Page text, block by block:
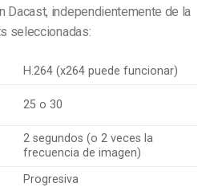
Dacast, independientemente de la
seleccionadas:
H.264 (x264 puede funcionar)
25 o 30
2 segundos (o 2 veces la
frecuencia de imagen)
Progresiva